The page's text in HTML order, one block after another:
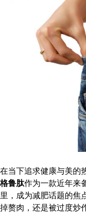
在当下追求健康与美的
格鲁肽作为一款近年来
里，成为减肥话题的焦
掉赘肉，还是被过度炒